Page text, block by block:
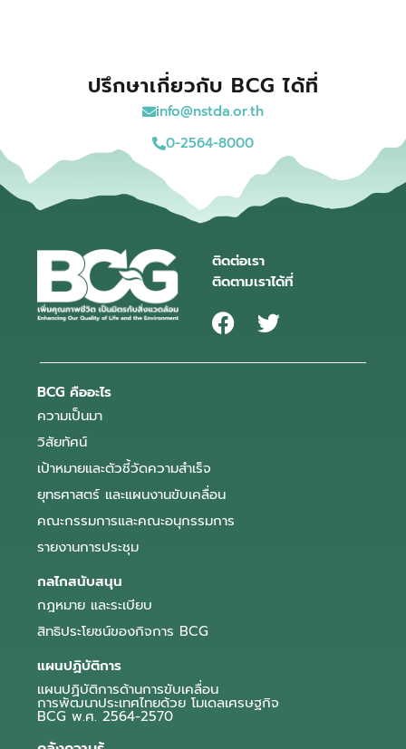
ปรึกษาเกี่ยวกับ BCG ได้ที่
info@nstda.or.th
0-2564-8000
ติดต่อเรา
ติดตามเราได้ที่
BCG คืออะไร
ความเป็นมา
วิสัยทัศน์
เป้าหมายและตัวชี้วัดความสำเร็จ
ยุทธศาสตร์ และแผนงานขับเคลื่อน
คณะกรรมการและคณะอนุกรรมการ
รายงานการประชุม
กลไกสนับสนุน
กฎหมาย และระเบียบ
สิทธิประโยชน์ของกิจการ BCG
แผนปฏิบัติการ
แผนปฏิบัติการด้านการขับเคลื่อน
การพัฒนาประเทศไทยด้วย โมเดลเศรษฐกิจ
BCG พ.ศ. 2564-2570